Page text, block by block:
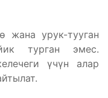
жана урук-тууган
турган эмес.
үчүн алар